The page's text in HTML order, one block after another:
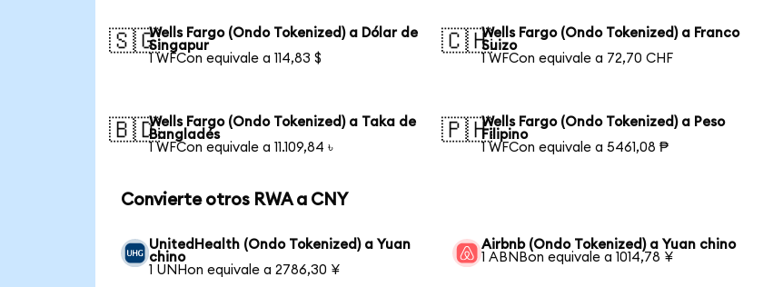
🇸🇬Wells Fargo (Ondo Tokenized) a Dólar de
Singapur
1 WFCon equivale a 114,83 $
🇨🇭Wells Fargo (Ondo Tokenized) a Franco
Suizo
1 WFCon equivale a 72,70 CHF
🇧🇩Wells Fargo (Ondo Tokenized) a Taka de
Bangladés
1 WFCon equivale a 11.109,84 ৳
🇵🇭Wells Fargo (Ondo Tokenized) a Peso
Filipino
1 WFCon equivale a 5461,08 ₱
Convierte otros RWA a CNY
UnitedHealth (Ondo Tokenized) a Yuan
chino
1 UNHon equivale a 2786,30 ¥
Airbnb (Ondo Tokenized) a Yuan chino
1 ABNBon equivale a 1014,78 ¥